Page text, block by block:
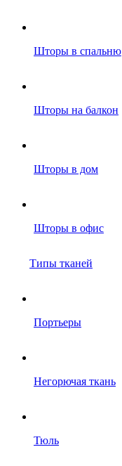
Шторы в спальню
Шторы на балкон
Шторы в дом
Шторы в офис
Типы тканей
Портьеры
Негорючая ткань
Тюль